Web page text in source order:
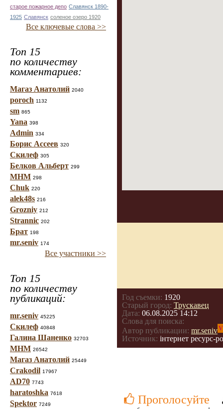
старое пожарное депо Славянск 1890-
1925 Славянск соленое озеро 1920
Все ключевые слова >>
Топ 15
по количеству
комментариев:
Магаз Анатолий 2040
poroch 1132
sm 865
Yana 398
Admin 334
Борис Ассеев 320
Скилеф 305
Белков Альберт 299
МНМ 298
Chuk 220
alek48s 216
Grozniy 212
Strannic 202
Брат 198
mr.seniv 174
Все участники >>
Топ 15
по количеству
публикаций:
mr.seniv 45225
Скилеф 40848
Галина Шаненко 32703
МНМ 26542
Магаз Анатолий 25449
Crakodil 17967
AD70 7743
haratoshka 7618
Spektor 7249
Год съемки: 1920
Старый город: Трускавец
Дата: 06.08.2025 14:12
Слова для поиска:
Автор публикации: mr.seniv
Источник: інтернет ресурс-
Проголосуйте